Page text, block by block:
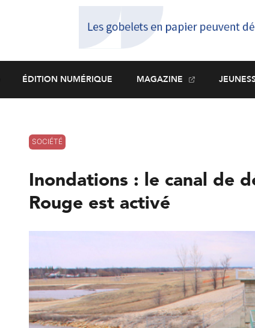
ÉDITION NUMÉRIQUE MAGAZINE
SOCIÉTÉ
Inondations : le canal de
Rouge est activé